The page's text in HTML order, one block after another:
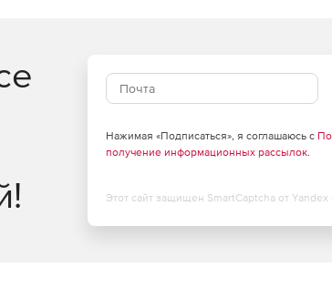
процесса мониторинга конфигураций.
конфигурационных данных.
Нажимая «Подписаться», я соглашаюсь с
получение информационных рассылок.
Этот сайт защищен SmartCaptcha от Yandex